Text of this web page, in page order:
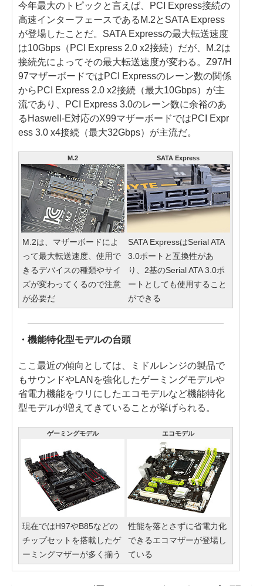
今年最大のトピックと言えば、PCI Express接続の
高速インターフェースであるM.2とSATA Express
が登場したことだ。SATA Expressの最大転送速度
は10Gbps（PCI Express 2.0 x2接続）だが、M.2は
接続先によってその最大転送速度が変わる。Z97/H
97マザーボードではPCI Expressのレーン数の関係
からPCI Express 2.0 x2接続（最大10Gbps）が主
流であり、PCI Express 3.0のレーン数に余裕のあ
るHaswell-E対応のX99マザーボードではPCI Expr
ess 3.0 x4接続（最大32Gbps）が主流だ。
M.2 SATA Express
M.2は、マザーボードによ
って最大転送速度、使用で
きるデバイスの種類やサイ
ズが変わってくるので注意
が必要だ
SATA ExpressはSerial ATA
3.0ポートと互換性があ
り、2基のSerial ATA 3.0ポ
ートとしても使用すること
ができる
・機能特化型モデルの台頭
ここ最近の傾向としては、ミドルレンジの製品で
もサウンドやLANを強化したゲーミングモデルや
省電力機能をウリにしたエコモデルなど機能特化
型モデルが増えてきていることが挙げられる。
ゲーミングモデル エコモデル
現在ではH97やB85などの
チップセットを搭載したゲ
ーミングマザーが多く揃う
性能を落とさずに省電力化
できるエコマザーが登場し
ている